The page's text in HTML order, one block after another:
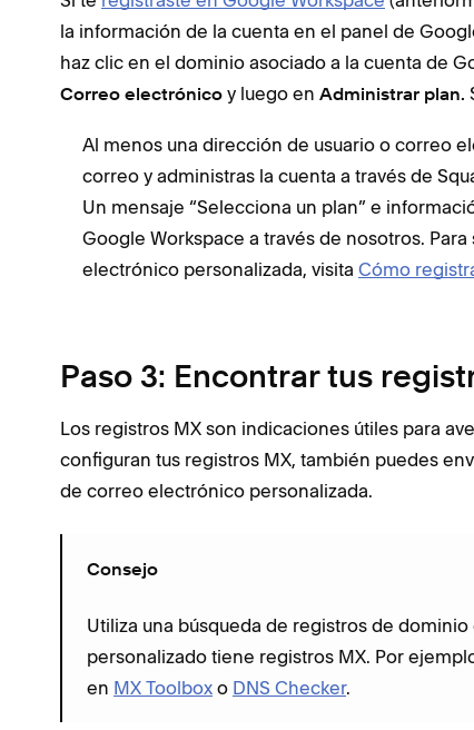
la información de la cuenta en el panel de
haz clic en el dominio asociado a la cuenta de
Correo electrónico y luego en Administrar plan.
Al menos una dirección de usuario o correo
correo y administras la cuenta a través de
Un mensaje “Selecciona un plan” e
Google Workspace a través de nosotros.
electrónico personalizada, visita Cómo
Paso 3: Encontrar tus
Los registros MX son indicaciones útiles para
configuran tus registros MX, también puedes
de correo electrónico personalizada.
Consejo
Utiliza una búsqueda de registros de
personalizado tiene registros MX. Por
en MX Toolbox o DNS Checker.